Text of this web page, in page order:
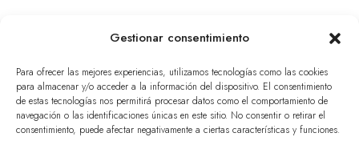
Gestionar consentimiento
Para ofrecer las mejores experiencias, utilizamos tecnologías como las cookies
para almacenar y/o acceder a la información del dispositivo. El consentimiento
de estas tecnologías nos permitirá procesar datos como el comportamiento de
navegación o las identificaciones únicas en este sitio. No consentir o retirar el
consentimiento, puede afectar negativamente a ciertas características y funciones.